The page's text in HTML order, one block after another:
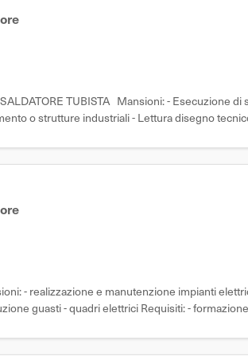
TUBISTA Mansioni: - Esecuzione di
o strutture industriali - Lettura disegno
- realizzazione e manutenzione impianti
guasti - quadri elettrici Requisiti: -